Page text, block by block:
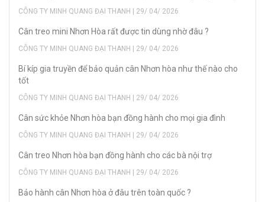
CÔNG TY MINH QUANG ĐẠI THANH | 29/ 04/ 2026
Cân treo mini Nhơn Hòa rất được tin dùng nhờ đâu ?
CÔNG TY MINH QUANG ĐẠI THANH | 29/ 04/ 2026
Bí kíp gia truyền để bảo quản cân Nhơn hòa như thế nào cho
tốt
CÔNG TY MINH QUANG ĐẠI THANH | 29/ 04/ 2026
Cân sức khỏe Nhơn hòa bạn đồng hành cho mọi gia đình
CÔNG TY MINH QUANG ĐẠI THANH | 29/ 04/ 2026
Cân treo Nhơn hòa bạn đồng hành cho các bà nội trợ
CÔNG TY MINH QUANG ĐẠI THANH | 29/ 04/ 2026
Bảo hành cân Nhơn hòa ở đâu trên toàn quốc ?